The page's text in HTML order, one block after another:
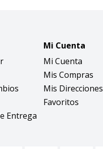
Entrega
Mi Cuenta
Mi Cuenta
Mis Compras
Mis Direcciones
Favoritos